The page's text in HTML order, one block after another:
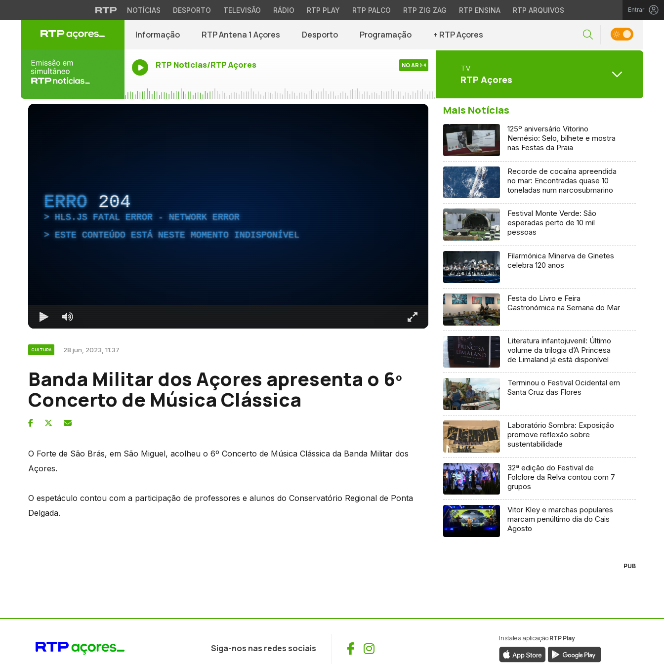
NOTÍCIAS DESPORTO TELEVISÃO RÁDIO RTP PLAY RTP PALCO RTP ZIG ZAG RTP ENSINA RTP ARQUIVOS Entrar
Informação RTP Antena 1 Açores Desporto Programação + RTP Açores
RTP Noticias/RTP Açores NO AR TV
RTP Açores
ERRO 204
HLS.JS FATAL ERROR - NETWORK ERROR
ESTE CONTEÚDO ESTÁ NESTE MOMENTO INDISPONÍVEL
CULTURA 28 jun, 2023, 11:37
Banda Militar dos Açores apresenta o 6º
Concerto de Música Clássica
O Forte de São Brás, em São Miguel, acolheu o 6º Concerto de Música Clássica da Banda Militar dos
Açores.
O espetáculo contou com a participação de professores e alunos do Conservatório Regional de Ponta
Delgada.
Mais Notícias
125º aniversário Vitorino
Nemésio: Selo, bilhete e mostra
nas Festas da Praia
Recorde de cocaína apreendida
no mar: Encontradas quase 10
toneladas num narcosubmarino
Festival Monte Verde: São
esperadas perto de 10 mil
pessoas
Filarmónica Minerva de Ginetes
celebra 120 anos
Festa do Livro e Feira
Gastronómica na Semana do Mar
Literatura infantojuvenil: Último
volume da trilogia d’A Princesa
de Limaland já está disponível
Terminou o Festival Ocidental em
Santa Cruz das Flores
Laboratório Sombra: Exposição
promove reflexão sobre
sustentabilidade
32ª edição do Festival de
Folclore da Relva contou com 7
grupos
Vitor Kley e marchas populares
marcam penúltimo dia do Cais
Agosto
PUB
Siga-nos nas redes sociais Facebook
Instagram
Instale a aplicaçãoRTP Play